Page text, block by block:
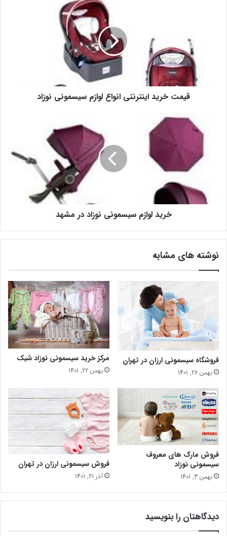
قیمت خرید اینترنتی انواع لوازم سیسمونی نوزاد
خرید لوازم سیسمونی نوزاد در مشهد
نوشته های مشابه
فروشگاه سیسمونی ارزان در تهران
بهمن 26, 1401
مرکز خرید سیسمونی نوزاد شیک
بهمن 22, 1401
فروش مارک های معروف
سیسمونی نوزاد
بهمن 3, 1401
فروش سیسمونی ارزان در تهران
آذر 21, 1401
دیدگاهتان را بنویسید